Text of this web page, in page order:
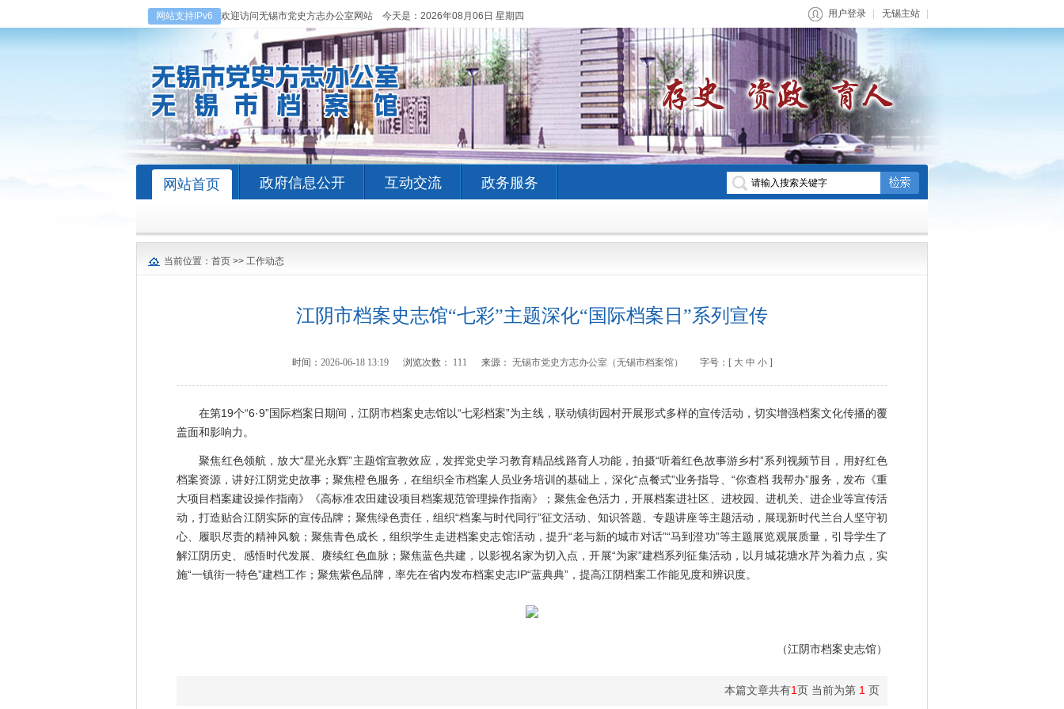
网站支持IPv6 欢迎访问无锡市党史方志办公室网站 今天是： 2026年08月06日 星期四 用户登录 无锡主站
网站首页 政府信息公开 互动交流 政务服务
当前位置： 首页 >> 工作动态
江阴市档案史志馆“七彩”主题深化“国际档案日”系列宣传
时间： 2026-06-18 13:19浏览次数： 111 来源： 无锡市党史方志办公室（无锡市档案馆） 字号：[ 大 中 小]
在第19个“6·9”国际档案日期间，江阴市档案史志馆以“七彩档案”为主线，联动镇街园村开展形式多样的宣传活动，切实增强档案文化传播的覆
盖面和影响力。
聚焦红色领航，放大“星光永辉”主题馆宣教效应，发挥党史学习教育精品线路育人功能，拍摄“听着红色故事游乡村”系列视频节目，用好红色
档案资源，讲好江阴党史故事；聚焦橙色服务，在组织全市档案人员业务培训的基础上，深化“点餐式”业务指导、“你查档 我帮办”服务，发布《重
大项目档案建设操作指南》《高标准农田建设项目档案规范管理操作指南》；聚焦金色活力，开展档案进社区、进校园、进机关、进企业等宣传活
动，打造贴合江阴实际的宣传品牌；聚焦绿色责任，组织“档案与时代同行”征文活动、知识答题、专题讲座等主题活动，展现新时代兰台人坚守初
心、履职尽责的精神风貌；聚焦青色成长，组织学生走进档案史志馆活动，提升“老与新的城市对话”“马到澄功”等主题展览观展质量，引导学生了
解江阴历史、感悟时代发展、赓续红色血脉；聚焦蓝色共建，以影视名家为切入点，开展“为家”建档系列征集活动，以月城花塘水芹为着力点，实
施“一镇街一特色”建档工作；聚焦紫色品牌，率先在省内发布档案史志IP“蓝典典”，提高江阴档案工作能见度和辨识度。
（江阴市档案史志馆）
本篇文章共有1页 当前为第 1 页